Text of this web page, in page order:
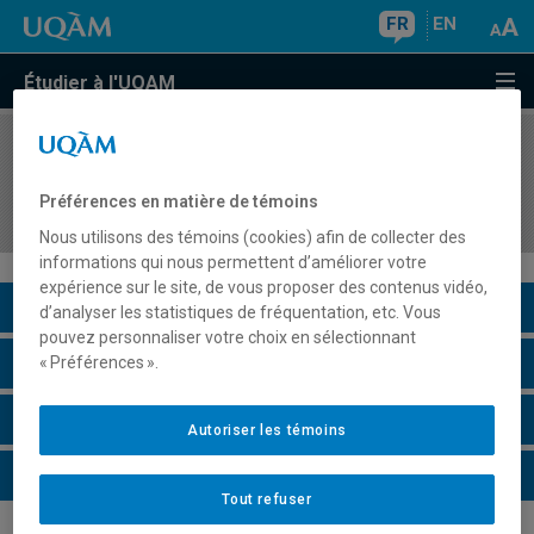
FR EN
Étudier à l'UQAM
COURS//
séquentielle
Description du cours
Horaire - Été 2026
Horaire - Automne 2026
Horaire - Hiver 2027
Préférences en matière de témoins
Nous utilisons des témoins (cookies) afin de collecter des
informations qui nous permettent d’améliorer votre
expérience sur le site, de vous proposer des contenus vidéo,
d’analyser les statistiques de fréquentation, etc. Vous
pouvez personnaliser votre choix en sélectionnant
« Préférences ».
Tout refuser
Autoriser les témoins